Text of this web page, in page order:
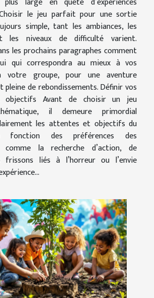
le jeu parfait pour une sortie
simple, tant les ambiances, les
les niveaux de difficulté varient.
les prochains paragraphes comment
qui correspondra au mieux à vos
groupe, pour une aventure
pleine de rebondissements. Définir vos
Avant de choisir un jeu
il demeure primordial
les attentes et objectifs du
fonction des préférences des
comme la recherche d’action, de
frissons liés à l’horreur ou l’envie